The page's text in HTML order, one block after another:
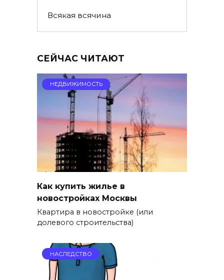
Всякая всячина
СЕЙЧАС ЧИТАЮТ
НЕДВИЖИМОСТЬ
Как купить жилье в
новостройках Москвы
Квартира в новостройке (или
долевого строительства)
НАСЛЕДСТВО